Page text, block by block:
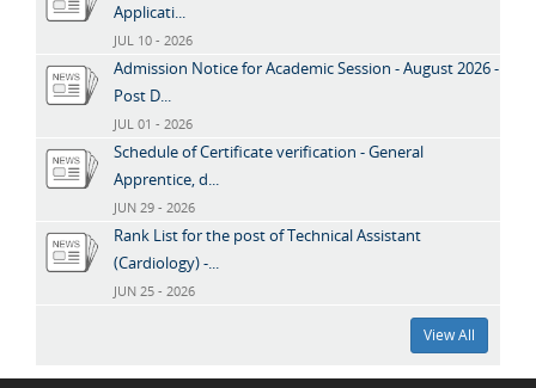
Applicati...
JUL 10 - 2026
Admission Notice for Academic Session - August 2026 -
Post D...
JUL 01 - 2026
Schedule of Certificate verification - General
Apprentice, d...
JUN 29 - 2026
Rank List for the post of Technical Assistant
(Cardiology) -...
JUN 25 - 2026
View All